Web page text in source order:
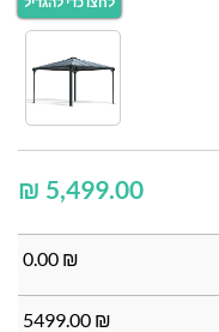
₪
₪
0.00
₪
5499.00